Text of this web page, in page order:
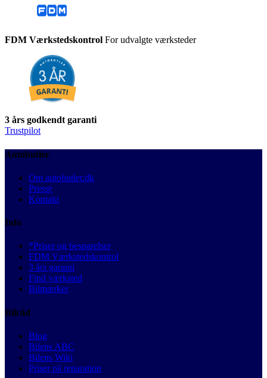
FDM Værkstedskontrol For udvalgte værksteder
3 års godkendt garanti
Trustpilot
Autobutler
Om autobutler.dk
Presse
Kontakt
Info
*Priser og besparelser
FDM Værkstedskontrol
3 års garanti
Find værksted
Bilmærker
Bilråd
Blog
Bilens ABC
Bilens Wiki
Priser på reparation